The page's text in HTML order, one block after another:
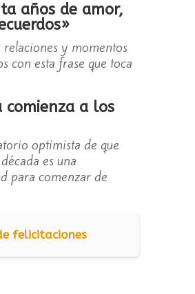
años de amor,
relaciones y momentos
con esta frase que toca
comienza a los
optimista de que
es una
para comenzar de
felicitaciones